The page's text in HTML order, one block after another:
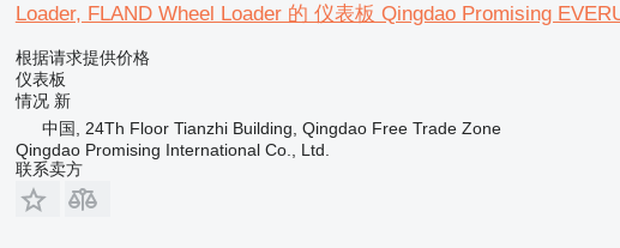
Loader, FLAND Wheel Loader 的 仪表板 Qingdao Promising
根据请求提供价格
仪表板
情况新
中国, 24Th Floor Tianzhi Building, Qingdao Free Trade Zone
Qingdao Promising International Co., Ltd.
联系卖方